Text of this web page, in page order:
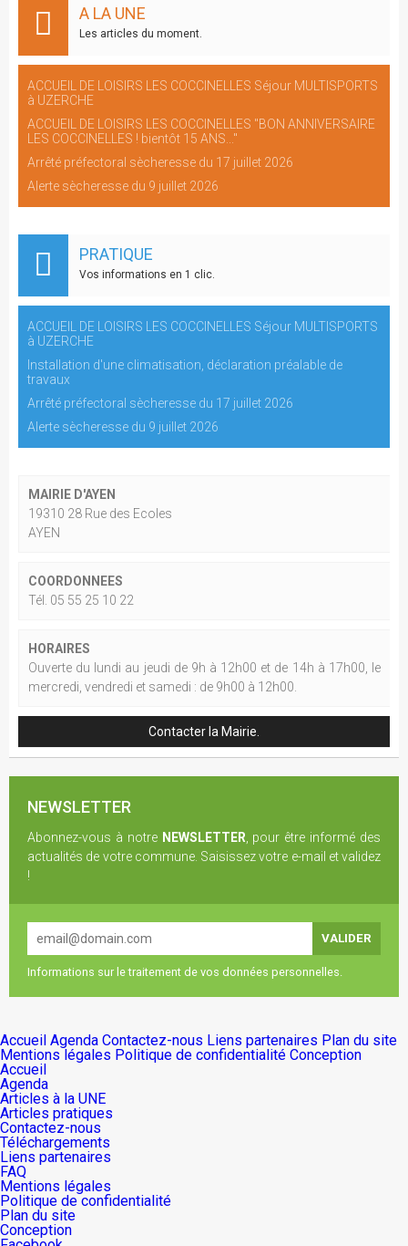
A LA UNE
Les articles du moment.
ACCUEIL DE LOISIRS LES COCCINELLES Séjour MULTISPORTS
à UZERCHE
ACCUEIL DE LOISIRS LES COCCINELLES "BON ANNIVERSAIRE
LES COCCINELLES ! bientôt 15 ANS..."
Arrêté préfectoral sècheresse du 17 juillet 2026
Alerte sècheresse du 9 juillet 2026
PRATIQUE
Vos informations en 1 clic.
ACCUEIL DE LOISIRS LES COCCINELLES Séjour MULTISPORTS
à UZERCHE
Installation d'une climatisation, déclaration préalable de
travaux
Arrêté préfectoral sècheresse du 17 juillet 2026
Alerte sècheresse du 9 juillet 2026
MAIRIE D'AYEN
19310 28 Rue des Ecoles
AYEN
COORDONNEES
Tél. 05 55 25 10 22
HORAIRES
Ouverte du lundi au jeudi de 9h à 12h00 et de 14h à 17h00, le
mercredi, vendredi et samedi : de 9h00 à 12h00.
Contacter la Mairie.
NEWSLETTER
Abonnez-vous à notre NEWSLETTER , pour être informé des
actualités de votre commune. Saisissez votre e-mail et validez
!
Informations sur le traitement de vos données personnelles.
Accueil Agenda Contactez-nous Liens partenaires Plan du site
Mentions légales Politique de confidentialité Conception
Accueil
Agenda
Articles à la UNE
Articles pratiques
Contactez-nous
Téléchargements
Liens partenaires
FAQ
Mentions légales
Politique de confidentialité
Plan du site
Conception